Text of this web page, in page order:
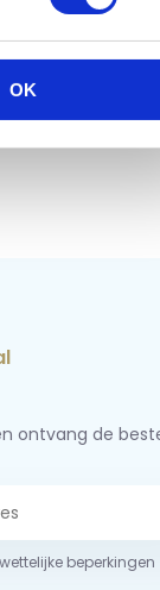
OK
ontvang de
beperkingen